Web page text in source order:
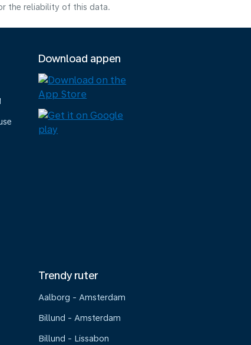
the reliability of this data.
Download appen
Trendy ruter
Aalborg - Amsterdam
Billund - Amsterdam
Billund - Lissabon